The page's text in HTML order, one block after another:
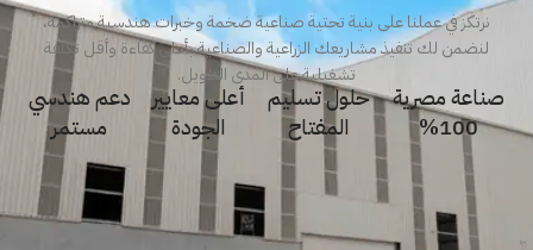
نرتكز في عملنا على بنية تحتية صناعية ضخمة وخبرات هندسية متراكمة،
لنضمن لك تنفيذ مشاريعك الزراعية والصناعية بأعلى كفاءة وأقل تكلفة
تشغيلية على المدى الطويل.
صناعة مصرية
100%
حلول تسليم
المفتاح
أعلى معايير
الجودة
دعم هندسي
مستمر